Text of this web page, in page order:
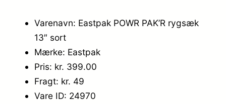
Varenavn: Eastpak POWR PAK’R rygsæk
13″ sort
Mærke: Eastpak
Pris: kr. 399.00
Fragt: kr. 49
Vare ID: 24970